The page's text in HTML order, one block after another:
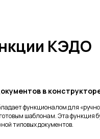
КЭДО
в
функционалом для
шаблонам. Эта функция
типовых документов.